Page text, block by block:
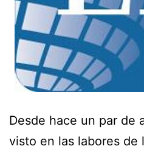
Desde hace un par de
visto en las labores de